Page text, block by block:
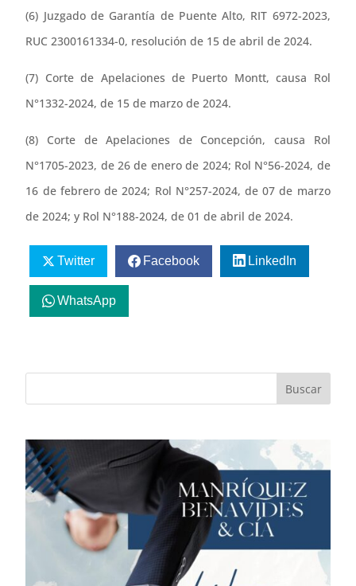
(6) Juzgado de Garantía de Puente Alto, RIT 6972-2023,
RUC 2300161334-0, resolución de 15 de abril de 2024.
(7) Corte de Apelaciones de Puerto Montt, causa Rol
N°1332-2024, de 15 de marzo de 2024.
(8) Corte de Apelaciones de Concepción, causa Rol
N°1705-2023, de 26 de enero de 2024; Rol N°56-2024, de
16 de febrero de 2024; Rol N°257-2024, de 07 de marzo
de 2024; y Rol N°188-2024, de 01 de abril de 2024.
Twitter Facebook LinkedIn
WhatsApp